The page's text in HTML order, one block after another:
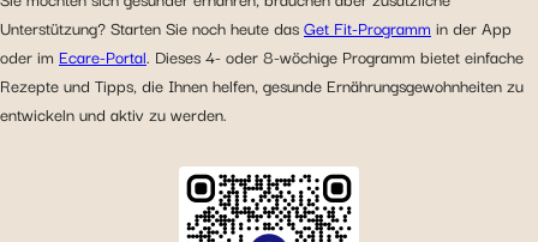
Unterstützung? Starten Sie noch heute dasGet Fit-Programm in der App
oder im Ecare-Portal. Dieses 4- oder 8-wöchige Programm bietet einfache
Rezepte und Tipps, die Ihnen helfen, gesunde Ernährungsgewohnheiten zu
entwickeln und aktiv zu werden.